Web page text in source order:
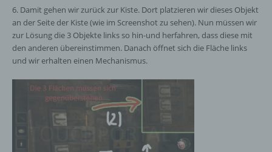
6. Damit gehen wir zurück zur Kiste. Dort platzieren wir dieses Objekt
an der Seite der Kiste (wie im Screenshot zu sehen). Nun müssen wir
zur Lösung die 3 Objekte links so hin-und herfahren, dass diese mit
den anderen übereinstimmen. Danach öffnet sich die Fläche links
und wir erhalten einen Mechanismus.